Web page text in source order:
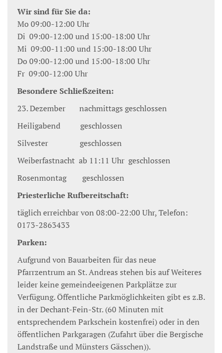
Wir sind für Sie da:
Mo 09:00-12:00 Uhr
Di 09:00-12:00 und 15:00-18:00 Uhr
Mi 09:00-11:00 und 15:00-18:00 Uhr
Do 09:00-12:00 und 15:00-18:00 Uhr
Fr 09:00-12:00 Uhr
Besondere Schließzeiten:
23. Dezember nachmittags geschlossen
Heiligabend geschlossen
Silvester geschlossen
Weiberfastnacht ab 11:11 Uhr geschlossen
Rosenmontag geschlossen
Priesterliche Rufbereitschaft:
täglich erreichbar von 08:00-22:00 Uhr, Telefon:
0173-2863433
Parken:
Aufgrund von Bauarbeiten für das neue
Pfarrzentrum an St. Andreas stehen bis auf Weiteres
leider keine gemeindeeigenen Parkplätze zur
Verfügung. Öffentliche Parkmöglichkeiten gibt es z.B.
in der Dechant-Fein-Str. (60 Minuten mit
entsprechendem Parkschein kostenfrei) oder in den
öffentlichen Parkgaragen (Zufahrt über die Bergische
Landstraße und Münsters Gässchen)).